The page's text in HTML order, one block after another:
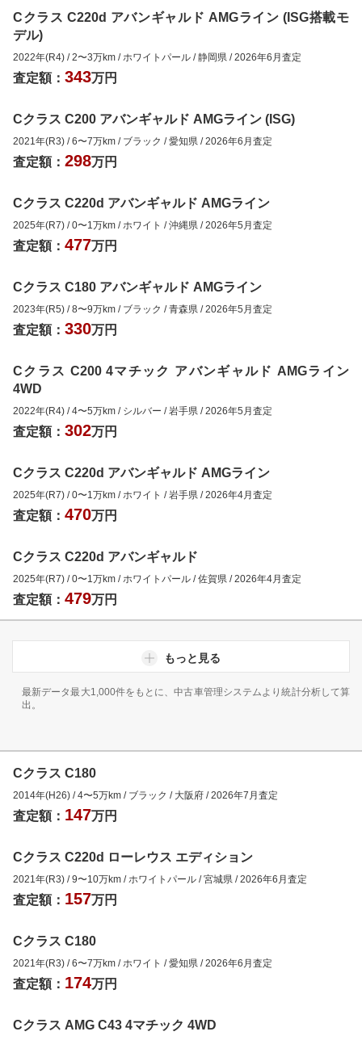
Cクラス C220d アバンギャルド AMGライン (ISG搭載モ
デル)
2022年(R4) /2〜3万km / ホワイトパール /静岡県 /2026年6月査定
査定額： 343万円
Cクラス C200 アバンギャルド AMGライン (ISG)
2021年(R3) /6〜7万km / ブラック /愛知県 /2026年6月査定
査定額： 298万円
Cクラス C220d アバンギャルド AMGライン
2025年(R7) /0〜1 万km / ホワイト /沖縄県 /2026年5月査定
査定額： 477万円
Cクラス C180 アバンギャルド AMGライン
2023年(R5) /8〜9万km / ブラック /青森県 /2026年5月査定
査定額： 330万円
Cクラス C200 4マチック アバンギャルド AMGライン
4WD
2022年(R4) /4〜5万km / シルバー /岩手県 /2026年5月査定
査定額： 302万円
Cクラス C220d アバンギャルド AMGライン
2025年(R7) /0〜1 万km / ホワイト /岩手県 /2026年4月査定
査定額： 470万円
Cクラス C220d アバンギャルド
2025年(R7) /0〜1 万km / ホワイトパール /佐賀県 /2026年4月査定
査定額： 479万円
もっと見る
最新データ最大1,000件をもとに、中古車管理システムより統計分析して算
出。
Cクラス C180
2014年(H26) /4〜5万km / ブラック / 大阪府 /2026年7月査定
査定額： 147万円
Cクラス C220d ローレウス エディション
2021年(R3) /9〜10万km / ホワイトパール /宮城県 /2026年6月査定
査定額： 157万円
Cクラス C180
2021年(R3) /6〜7万km / ホワイト /愛知県 /2026年6月査定
査定額： 174万円
Cクラス AMG C43 4マチック 4WD